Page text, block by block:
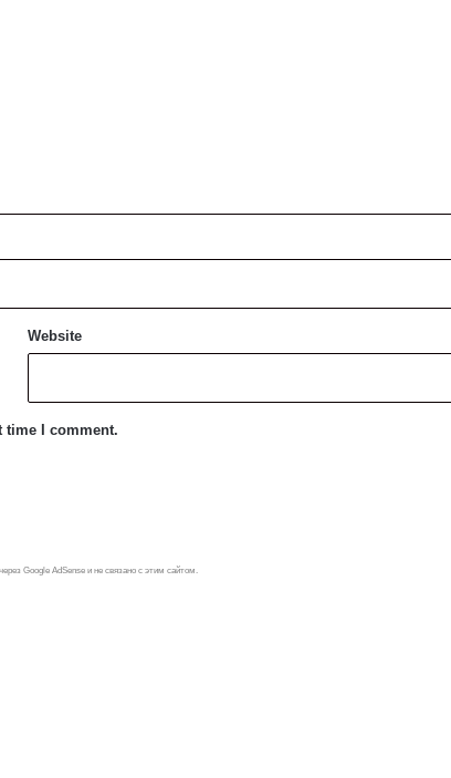
Website
time I comment.
Google AdSense и не связано с этим сайтом.